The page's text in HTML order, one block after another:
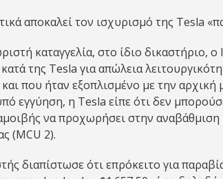
αποκαλεί τον ισχυρισμό της Tesla
καταγγελία, στο ίδιο δικαστήριο,
της Tesla για απώλεια
και που ήταν εξοπλισμένο με την
εγγύηση, η Tesla είπε ότι δεν
να προχωρήσει στην
(MCU 2).
διαπίστωσε ότι επρόκειτο για